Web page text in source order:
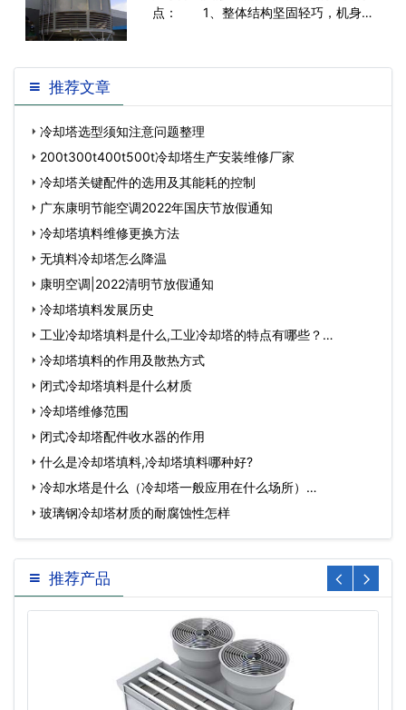
成本。封闭式冷却塔用于空调和
点： 1、整体结构坚固轻巧，机身和
害。 2、所有钢材均为热
推荐文章
冷却塔选型须知注意问题整理
200t300t400t500t冷却塔生产安装维修厂家
冷却塔关键配件的选用及其能耗的控制
广东康明节能空调2022年国庆节放假通知
冷却塔填料维修更换方法
无填料冷却塔怎么降温
康明空调|2022清明节放假通知
冷却塔填料发展历史
工业冷却塔填料是什么,工业冷却塔的特点有哪些？…
冷却塔填料的作用及散热方式
闭式冷却塔填料是什么材质
冷却塔维修范围
闭式冷却塔配件收水器的作用
什么是冷却塔填料,冷却塔填料哪种好?
冷却水塔是什么（冷却塔一般应用在什么场所）…
玻璃钢冷却塔材质的耐腐蚀性怎样
推荐产品